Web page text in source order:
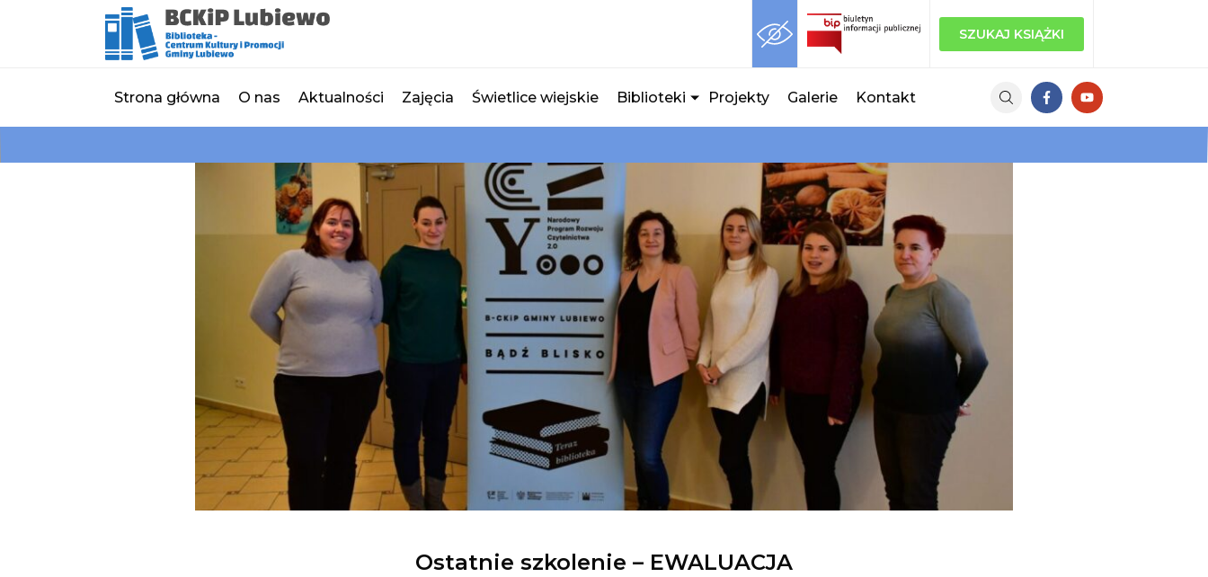
SZUKAJ KSIĄŻKI
Strona główna O nas Aktualności Zajęcia Świetlice wiejskie Biblioteki Projekty Galerie Kontakt
Ostatnie szkolenie – EWALUACJA